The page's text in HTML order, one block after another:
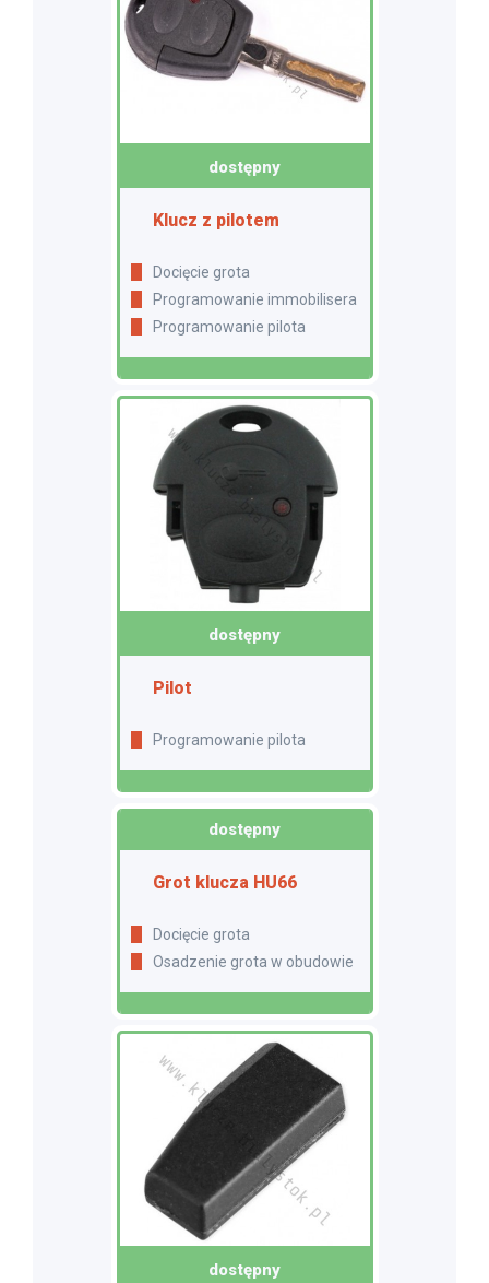
dostępny
Klucz z pilotem
Docięcie grota
Programowanie immobilisera
Programowanie pilota
dostępny
Pilot
Programowanie pilota
dostępny
Grot klucza HU66
Docięcie grota
Osadzenie grota w obudowie
dostępny